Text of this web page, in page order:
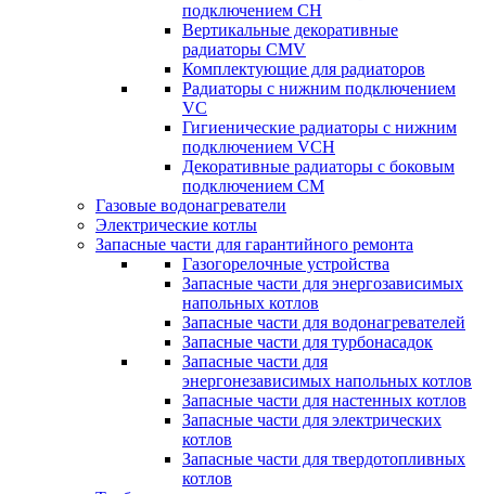
подключением CH
Вертикальные декоративные
радиаторы CMV
Комплектующие для радиаторов
Радиаторы c нижним подключением
VC
Гигиенические радиаторы c нижним
подключением VCH
Декоративные радиаторы с боковым
подключением CM
Газовые водонагреватели
Электрические котлы
Запасные части для гарантийного ремонта
Газогорелочные устройства
Запасные части для энергозависимых
напольных котлов
Запасные части для водонагревателей
Запасные части для турбонасадок
Запасные части для
энергонезависимых напольных котлов
Запасные части для настенных котлов
Запасные части для электрических
котлов
Запасные части для твердотопливных
котлов